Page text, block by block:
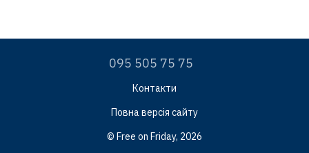
095 505 75 75
Контакти
Повна версія сайту
© Free on Friday, 2026